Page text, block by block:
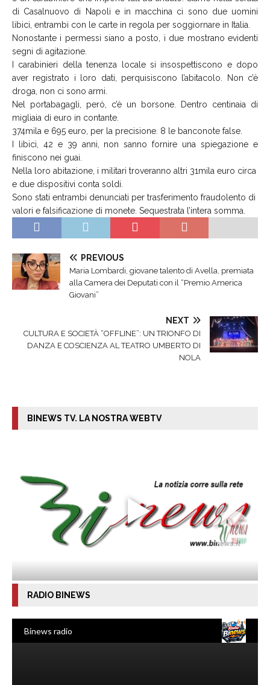
di Casalnuovo di Napoli e in macchina ci sono due uomini
libici, entrambi con le carte in regola per soggiornare in Italia.
Nonostante i permessi siano a posto, i due mostrano evidenti
segni di agitazione.
I carabinieri della tenenza locale si insospettiscono e dopo
aver registrato i loro dati, perquisiscono l’abitacolo. Non c’è
droga, non ci sono armi.
Nel portabagagli, però, c’è un borsone. Dentro centinaia di
migliaia di euro in contante.
374mila e 695 euro, per la precisione. 8 le banconote false.
I libici, 42 e 39 anni, non sanno fornire una spiegazione e
finiscono nei guai.
Nella loro abitazione, i militari troveranno altri 31mila euro circa
e due dispositivi conta soldi.
Sono stati entrambi denunciati per trasferimento fraudolento di
valori e falsificazione di monete. Sequestrata l’intera somma.
PREVIOUS
Maria Lombardi, giovane talento di Avella, premiata
alla Camera dei Deputati con il “Premio America
Giovani”
NEXT
CULTURA E SOCIETÀ “OFFLINE”: UN TRIONFO DI
DANZA E COSCIENZA AL TEATRO UMBERTO DI
NOLA
BINEWS TV. LA NOSTRA WEBTV
RADIO BINEWS